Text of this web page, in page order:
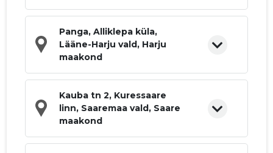
Panga, Alliklepa küla,
Lääne-Harju vald, Harju
maakond
Kauba tn 2, Kuressaare
linn, Saaremaa vald, Saare
maakond